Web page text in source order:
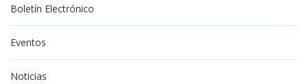
Boletín Electrónico
Eventos
Noticias